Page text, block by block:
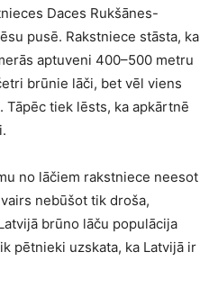
Daces Rukšānes-
pusē. Rakstniece stāsta, ka
aptuveni 400–500 metru
brūnie lāči, bet vēl viens
tiek lēsts, ka apkārtnē
no lāčiem rakstniece neesot
nebūšot tik droša,
brūno lāču populācija
pētnieki uzskata, ka Latvijā ir